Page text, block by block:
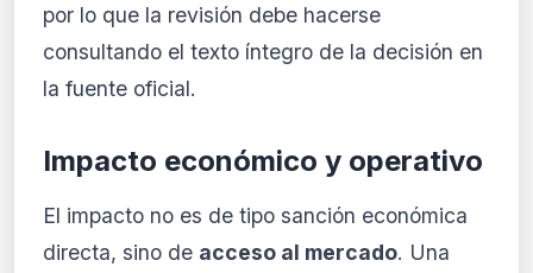
por lo que la revisión debe hacerse
consultando el texto íntegro de la decisión en
la fuente oficial.
Impacto económico y operativo
El impacto no es de tipo sanción económica
directa, sino de acceso al mercado. Una